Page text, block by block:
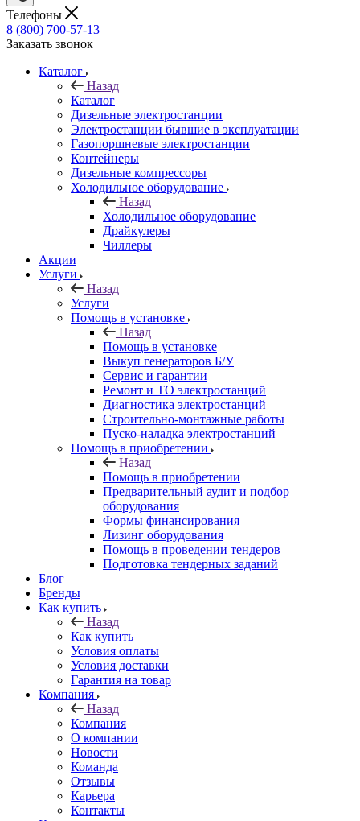
Телефоны
8 (800) 700-57-13
Заказать звонок
Каталог
Назад
Каталог
Дизельные электростанции
Электростанции бывшие в эксплуатации
Газопоршневые электростанции
Контейнеры
Дизельные компрессоры
Холодильное оборудование
Назад
Холодильное оборудование
Драйкулеры
Чиллеры
Акции
Услуги
Назад
Услуги
Помощь в установке
Назад
Помощь в установке
Выкуп генераторов Б/У
Сервис и гарантии
Ремонт и ТО электростанций
Диагностика электростанций
Строительно-монтажные работы
Пуско-наладка электростанций
Помощь в приобретении
Назад
Помощь в приобретении
Предварительный аудит и подбор
оборудования
Формы финансирования
Лизинг оборудования
Помощь в проведении тендеров
Подготовка тендерных заданий
Блог
Бренды
Как купить
Назад
Как купить
Условия оплаты
Условия доставки
Гарантия на товар
Компания
Назад
Компания
О компании
Новости
Команда
Отзывы
Карьера
Контакты